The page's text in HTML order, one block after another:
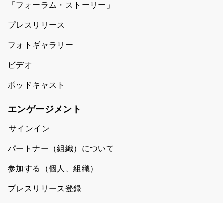
「フォーラム・ストーリー」
プレスリリース
フォトギャラリー
ビデオ
ポッドキャスト
エンゲージメント
サインイン
パートナー（組織）について
参加する（個人、組織）
プレスリリース登録